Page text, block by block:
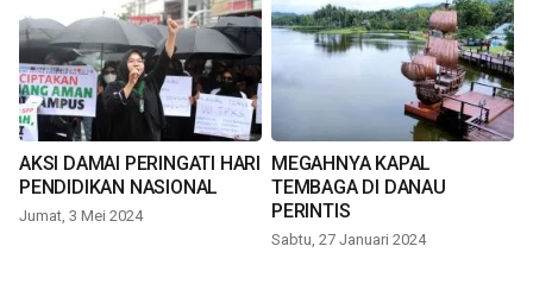
AKSI DAMAI PERINGATI HARI
PENDIDIKAN NASIONAL
Jumat, 3 Mei 2024
MEGAHNYA KAPAL
TEMBAGA DI DANAU
PERINTIS
Sabtu, 27 Januari 2024